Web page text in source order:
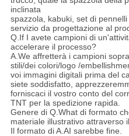
inclinata
spazzola, kabuki, set di
servizio da progettazione al
Q.If I avete campioni di
accelerare il processo?
A.We affretterà i campioni
stili/dei colori/logo /
voi immagini digitali prima del
siete soddisfatto,
forniscaci il vostro conto del
TNT per la spedizione rapida.
Genere di Q.What di formato
materiale illustrativo attraverso
Il formato di A.AI sarebbe fine.